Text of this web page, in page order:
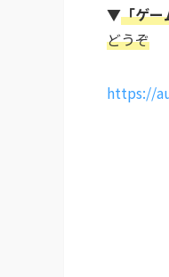
▼「ゲー
どうぞ
https://